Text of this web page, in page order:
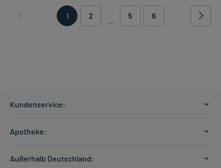
1 2
...
5 6
Kundenservice:
Zahlungsarten
Apotheke:
Außerhalb Deutschland: